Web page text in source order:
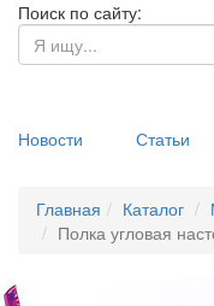
Поиск по сайту:
Новости Статьи
Главная Каталог
Полка угловая